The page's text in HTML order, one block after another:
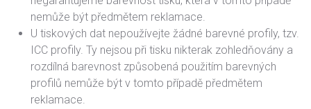
nemůže být předmětem reklamace.
U tiskových dat nepoužívejte žádné barevné profily, tzv.
ICC profily. Ty nejsou při tisku nikterak zohledňovány a
rozdílná barevnost způsobená použitím barevných
profilů nemůže být v tomto případě předmětem
reklamace.